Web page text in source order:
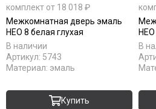
комплект от 18 018 ₽
Межкомнатная дверь эмаль
НЕО 8 белая глухая
В наличии
Артикул: 5743
Материал: эмаль
Купить
НЕО
В